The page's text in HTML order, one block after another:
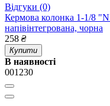
Відгуки (0)
Кермова колонка 1-1/8
напівінтегрована, чорна
258 ₴
Купити
В наявності
001230